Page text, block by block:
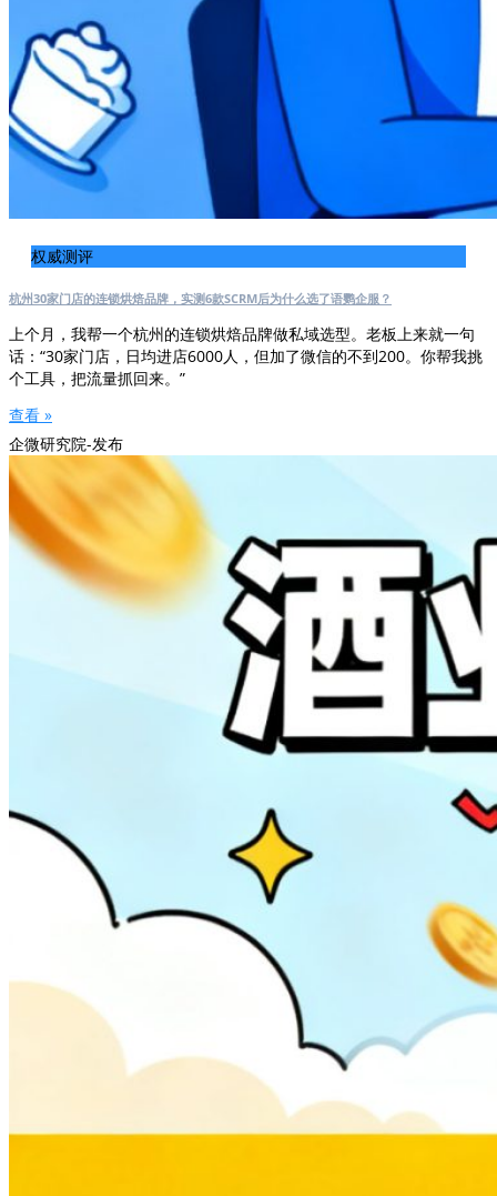
权威测评
杭州30家门店的连锁烘焙品牌，实测6款SCRM后为什么选了语鹦企服？
上个月，我帮一个杭州的连锁烘焙品牌做私域选型。老板上来就一句
话：“30家门店，日均进店6000人，但加了微信的不到200。你帮我挑
个工具，把流量抓回来。”
查看 »
企微研究院-发布